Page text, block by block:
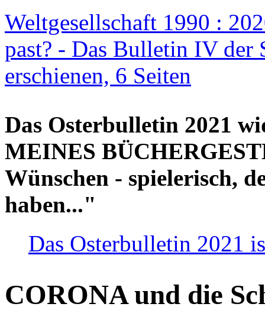
Weltgesellschaft 1990 :
past? - Das Bulletin IV der
erschienen, 6 Seiten
Das Osterbulletin 2021
MEINES
Wünschen - spielerisch,
haben..."
Das Osterbulletin 2021
CORONA und die